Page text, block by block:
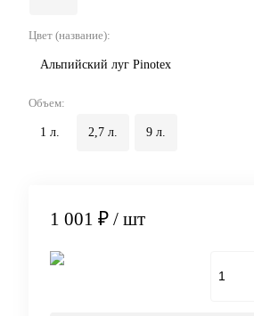
Цвет (название):
Альпийский луг Pinotex
Объем:
1 л. 2,7 л. 9 л.
1 001 ₽ / шт